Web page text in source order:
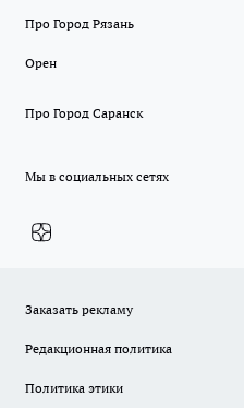
Про Город Рязань
Орен
Про Город Саранск
Мы в социальных сетях
Заказать рекламу
Редакционная политика
Политика этики